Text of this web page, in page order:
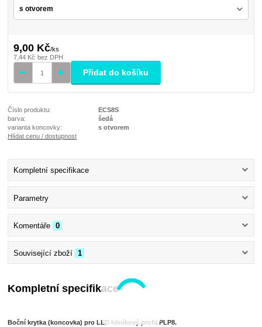
9,00 Kč/ks
7,44 Kč bez DPH
Přidat do košíku
Číslo produktu:
ECS8S
barva:
šedá
varianta koncovky:
s otvorem
Hlídat cenu / dostupnost
Kompletní specifikace
Parametry
Komentáře 0
Související zboží 1
Kompletní specifikace
Boční krytka (koncovka) pro LED hliníkový profil PLP8.